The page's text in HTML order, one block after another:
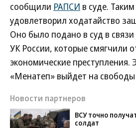
сообщили РАПСИ в суде.
удовлетворил ходатайство
Оно было подано в суд в
УК России, которые смягчили
экономические
«Менатеп» выйдет на свободы
Новости партнеров
ВСУ точно
солдат